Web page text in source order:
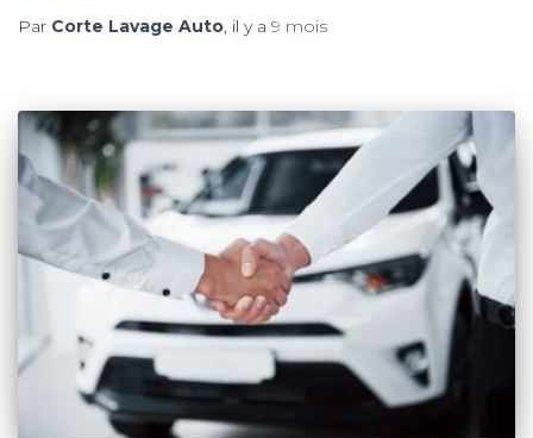
Par Corte Lavage Auto, il y a 9 mois